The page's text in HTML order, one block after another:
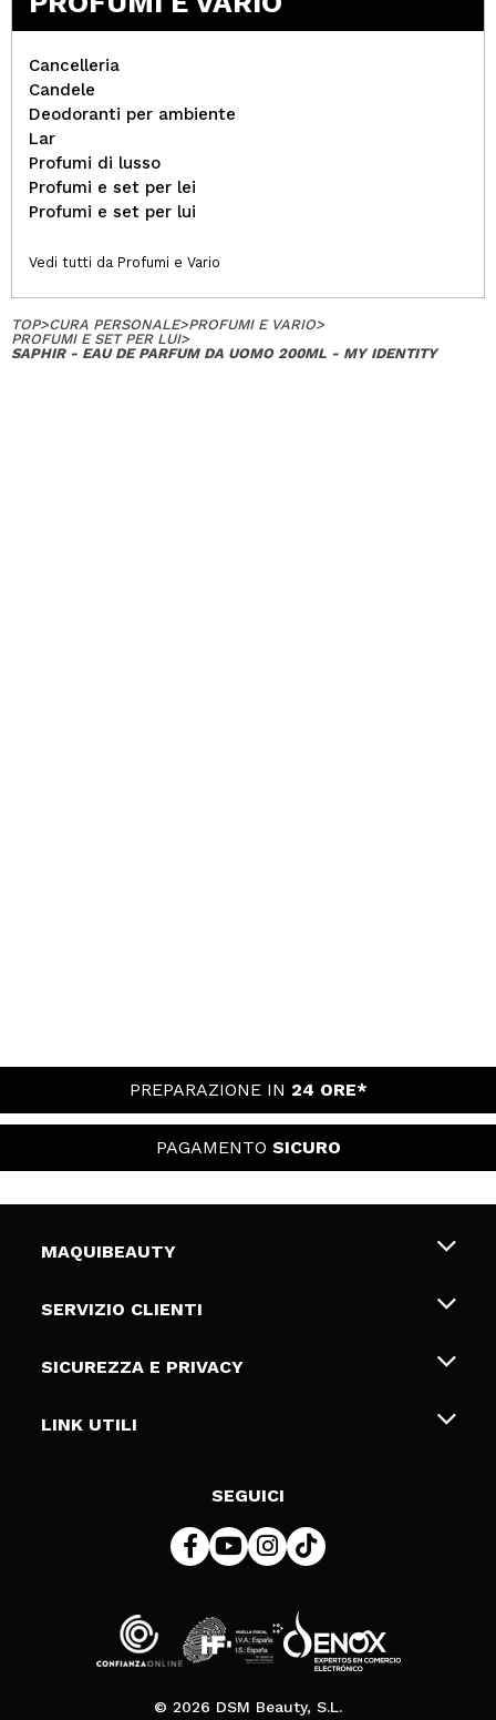
Cancelleria
Candele
Deodoranti per ambiente
Lar
Profumi di lusso
Profumi e set per lei
Profumi e set per lui
Vedi tutti da Profumi e Vario
TOP>CURA PERSONALE>PROFUMI E VARIO>
PROFUMI E SET PER LUI>
SAPHIR - EAU DE PARFUM DA UOMO 200ML - MY IDENTITY
PREPARAZIONE IN 24 ORE*
PAGAMENTO SICURO
MAQUIBEAUTY
Chi siamo
Gift Cards
SERVIZIO CLIENTI
Spedizioni & Resi
Metodi di pagamamento
SICUREZZA E PRIVACY
Termini e condizioni
LINK UTILI
SEGUICI
© 2026 DSM Beauty, S.L.